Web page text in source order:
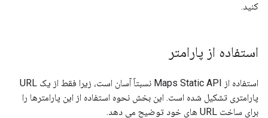
کنید.
استفاده از پارامتر
استفاده از Maps Static API نسبتاً آسان است، زیرا فقط از یک URL
پارامتری تشکیل شده است. این بخش نحوه استفاده از این پارامترها را
برای ساخت URL های خود توضیح می دهد.